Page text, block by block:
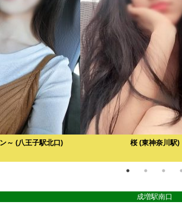
～ (八王子駅北口) 桜(東神奈川駅)
成増駅南口